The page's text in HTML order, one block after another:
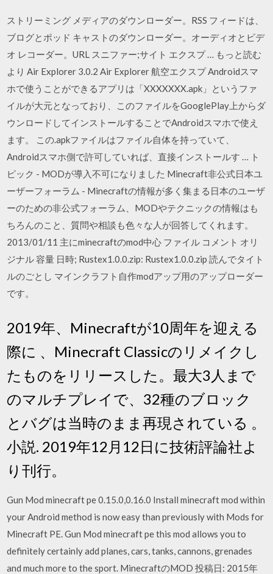
ストリーミング メディアのダウンローダー。RSS フィードは、
ブログとポッド キャストのダウンローダー。オーディオとビデ
オ レコーダー。URL スニファー;サイト エクスプ … もっと読む
より Air Explorer 3.0.2 Air Explorer 航空エクスプ Androidスマ
ホで使うことができるアプリは「XXXXXXX.apk」というファ
イルが大元となっており、このファイルをGooglePlay上からダ
ウンロードしてインストールすることでAndroidスマホで使え
ます。 この.apkファイルはファイル自体を持っていて、
Androidスマホ側で許可していれば、直接インストールす … ト
ピック - MODが導入不可になりました Minecraft非公式日本ユ
ーザーフォーラム - Minecraftの情報が多く集まる日本のユーザ
ーのための非公式フォーラム、MODやテクニックの情報はも
ちろんのこと、質問や相談も色々な人が回答してくれます。
2013/01/11 主にminecraftのmod中心 ファイル コメント オリ
ジナル 容量 日時; Rustex1.0.0.zip: Rustex1.0.0.zip 読んでタイト
ルのごとし マインクラフト自作modアップ用のアップローダー
です。
2019年、Minecraftが10周年を迎える
際に 、Minecraft Classicのリメイクし
たものをリリースした。最大3人まで
のマルチプレイで、32種のブロック
とバグは当時のまま再現されている 。
小説. 2019年12月12日に技術評論社よ
り刊行。
Gun Mod minecraft pe 0.15.0,0.16.0 Install minecraft mod within
your Android method is now easy than previously with Mods for
Minecraft PE. Gun Mod minecraft pe this mod allows you to
definitely certainly add planes, cars, tanks, cannons, grenades
and much more to the sport. MinecraftのMOD 投稿日: 2015年